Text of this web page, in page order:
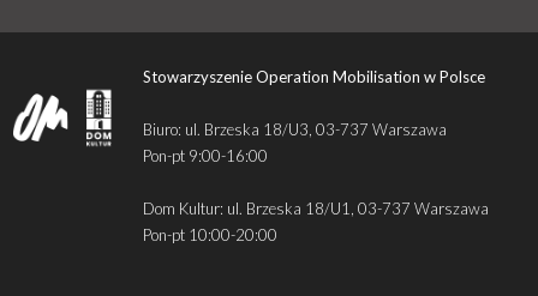
Stowarzyszenie Operation Mobilisation w Polsce
Biuro: ul. Brzeska 18/U3, 03-737 Warszawa
Pon-pt 9:00-16:00
Dom Kultur: ul. Brzeska 18/U1, 03-737 Warszawa
Pon-pt 10:00-20:00